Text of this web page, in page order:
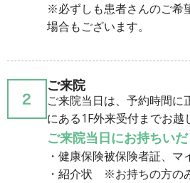
※必ずしも患者さんのご希
場合もございます。
ご来院
ご来院当日は、予約時間に
にある1F外来受付までお越
ご来院当⽇にお持ちい
・健康保険被保険者証、マ
・紹介状 ※お持ちの方